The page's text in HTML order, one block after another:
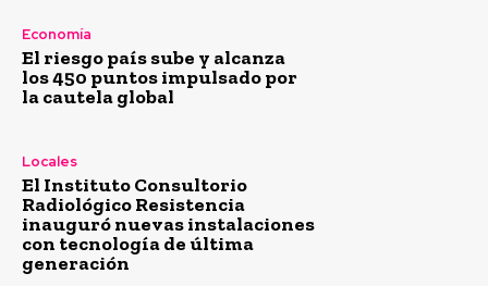
Economía
El riesgo país sube y alcanza
los 450 puntos impulsado por
la cautela global
Locales
El Instituto Consultorio
Radiológico Resistencia
inauguró nuevas instalaciones
con tecnología de última
generación